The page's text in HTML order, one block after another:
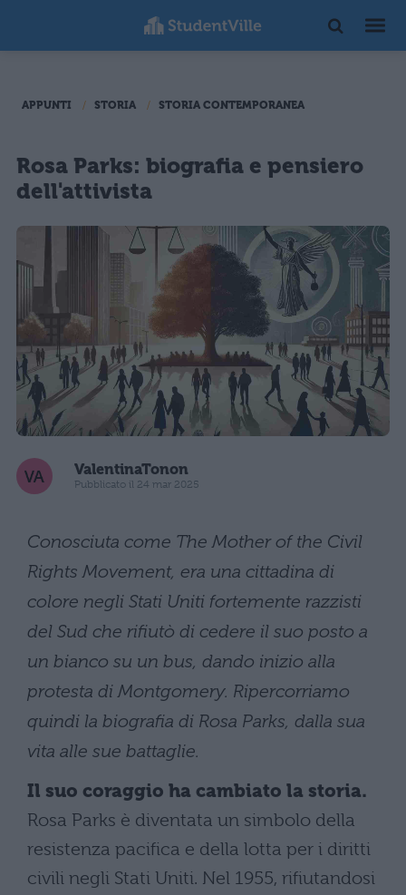
APPUNTI STORIA STORIA CONTEMPORANEA
Rosa Parks: biografia e pensiero
dell'attivista
ValentinaTonon
Pubblicato il 24 mar 2025
Conosciuta come The Mother of the Civil
Rights Movement, era una cittadina di
colore negli Stati Uniti fortemente razzisti
del Sud che rifiutò di cedere il suo posto a
un bianco su un bus, dando inizio alla
protesta di Montgomery. Ripercorriamo
quindi la biografia di Rosa Parks, dalla sua
vita alle sue battaglie.
Il suo coraggio ha cambiato la storia.
Rosa Parks è diventata un simbolo della
resistenza pacifica e della lotta per i diritti
civili negli Stati Uniti. Nel 1955, rifiutandosi